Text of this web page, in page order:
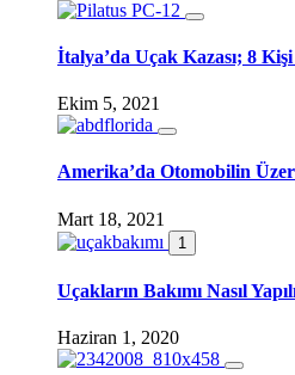
İtalya’da Uçak Kazası; 8
Ekim 5, 2021
Amerika’da Otomobilin
Mart 18, 2021
1
Uçakların Bakımı Nasıl
Haziran 1, 2020